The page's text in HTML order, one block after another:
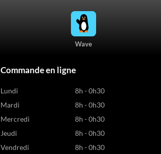
Wave
Commande en ligne
Lundi
8h - 0h30
Mardi
8h - 0h30
Mercredi
8h - 0h30
Jeudi
8h - 0h30
Vendredi
8h - 0h30